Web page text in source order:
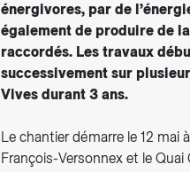
énergivores, par de
également de produire de
raccordés. Les travaux
successivement sur
Vives durant 3 ans.
Le chantier démarre le 12 mai
François-Versonnex et le